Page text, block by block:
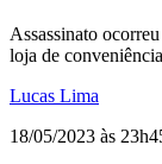
Assassinato
loja de
Lucas Lima
18/05/2023 às